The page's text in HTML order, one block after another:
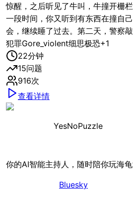
惊醒，之后听见了牛叫，牛撞开栅
一段时间，你又听到有东西在撞自
会，继续睡了过去。第二天，警察敲
犯罪Gore_violent细思极恐+1
22分钟
15问题
916次
查看详情
YesNoPuzzle
你的AI智能主持人，随时陪你玩海龟
Bluesky